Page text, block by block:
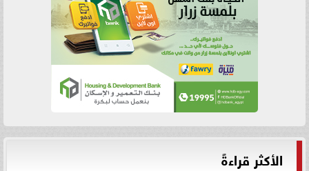
الأكثر قراءةً